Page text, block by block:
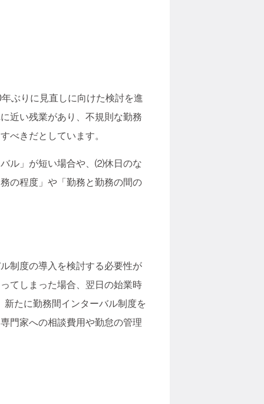
ぶりに見直しに向けた検討を進
近い残業があり、不規則な勤務
べきだとしています。
ル」が短い場合や、⑵休日のな
の程度」や「勤務と勤務の間の
制度の導入を検討する必要性が
てしまった場合、翌日の始業時
たに勤務間インターバル制度を
門家への相談費用や勤怠の管理